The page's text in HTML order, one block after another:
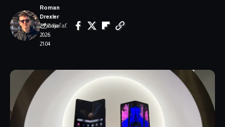
23. mája
2026
21:04
Roman
Drexler
Zdieľať